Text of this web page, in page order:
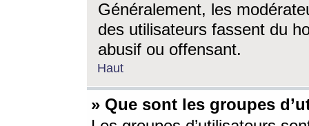
Généralement, les
des utilisateurs fassent du
abusif ou offensant.
Haut
» Que sont les groupes